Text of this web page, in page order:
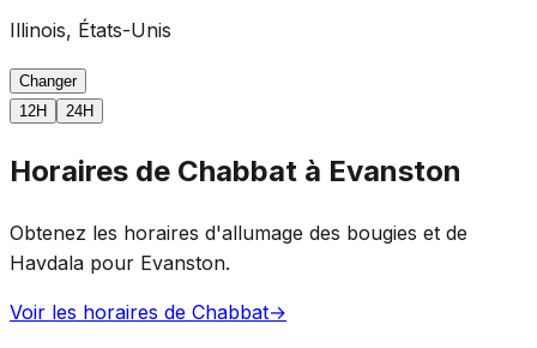
Illinois, États-Unis
Changer
12H
24H
Horaires de Chabbat à Evanston
Obtenez les horaires d'allumage des bougies et de
Havdala pour Evanston.
Voir les horaires de Chabbat→